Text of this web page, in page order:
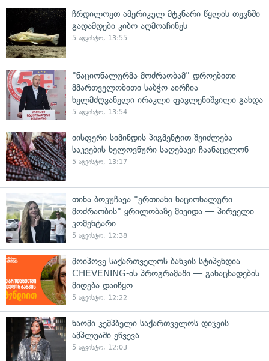
ჩრდილოეთ ამერიკულ მტკნარი წყლის თევზში
გადამდები კიბო აღმოაჩინეს
5 აგვისტო, 13:55
"ნაციონალურმა მოძრაობამ" დროებითი
მმართველობითი საბჭო აირჩია —
ხელმძღვანელი ირაკლი ფავლენიშვილი გახდა
5 აგვისტო, 13:54
იისფერი სიმინდის პიგმენტით შეიძლება
საკვების ხელოვნური საღებავი ჩაანაცვლონ
5 აგვისტო, 13:17
თინა ბოკუჩავა "ერთიანი ნაციონალური
მოძრაობის" ყრილობაზე მივიდა — პირველი
კომენტარი
5 აგვისტო, 12:38
მოიპოვე საქართველოს ბანკის სტიპენდია
CHEVENING-ის პროგრამაში — განაცხადების
მიღება დაიწყო
5 აგვისტო, 12:22
ნაომი კემპბელი საქართველოს დიჯეის
ამპლუაში ეწვევა
5 აგვისტო, 12:03